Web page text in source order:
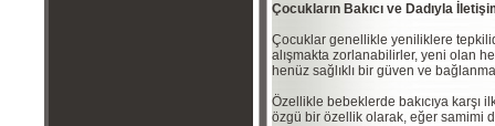
Çocukların Bakıcı ve Dadıyla
Çocuklar genellikle yeniliklere
alışmakta zorlanabilirler, yeni olan
henüz sağlıklı bir güven ve
Özellikle bebeklerde bakıcıya
özgü bir özellik olarak, eğer samimi